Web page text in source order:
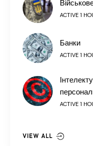
ACTIVE 1
Банки
ACTIVE 1
ACTIVE 1
VIEW ALL